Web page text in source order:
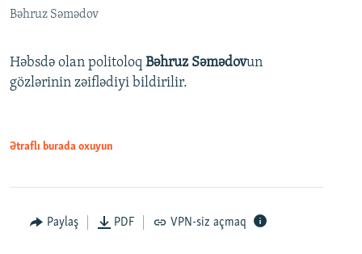
Bəhruz Səmədov
Həbsdə olan politoloq Bəhruz Səmədovun
gözlərinin zəiflədiyi bildirilir.
Ətraflı burada oxuyun
Paylaş PDF VPN-siz açmaq